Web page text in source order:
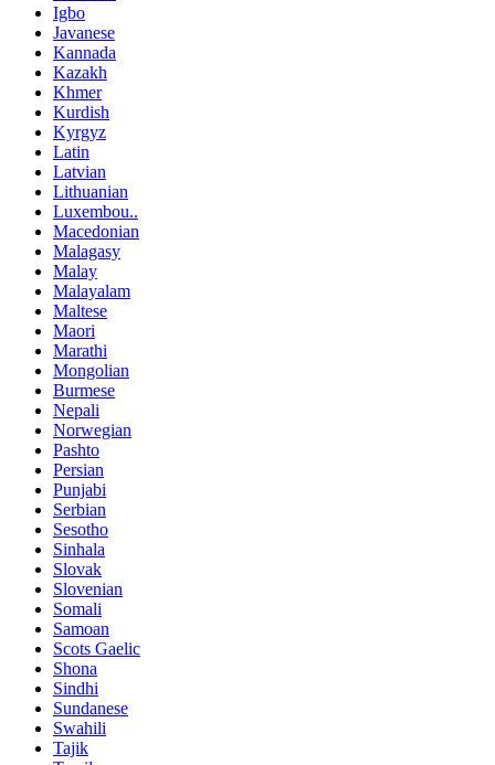
Igbo
Javanese
Kannada
Kazakh
Khmer
Kurdish
Kyrgyz
Latin
Latvian
Lithuanian
Luxembou..
Macedonian
Malagasy
Malay
Malayalam
Maltese
Maori
Marathi
Mongolian
Burmese
Nepali
Norwegian
Pashto
Persian
Punjabi
Serbian
Sesotho
Sinhala
Slovak
Slovenian
Somali
Samoan
Scots Gaelic
Shona
Sindhi
Sundanese
Swahili
Tajik